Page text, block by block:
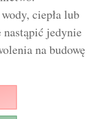
ciepła lub
nastąpić jedynie
na budowę